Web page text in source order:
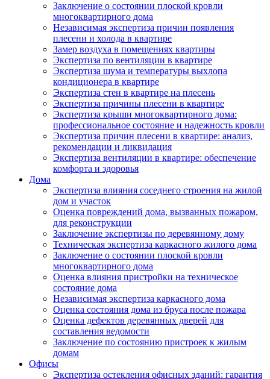
Заключение о состоянии плоской кровли
многоквартирного дома
Независимая экспертиза причин появления
плесени и холода в квартире
Замер воздуха в помещениях квартиры
Экспертиза по вентиляции в квартире
Экспертиза шума и температуры выхлопа
кондиционера в квартире
Экспертиза стен в квартире на плесень
Экспертиза причины плесени в квартире
Экспертиза крыши многоквартирного дома:
профессиональное состояние и надежность кровли
Экспертиза причин плесени в квартире: анализ,
рекомендации и ликвидация
Экспертиза вентиляции в квартире: обеспечение
комфорта и здоровья
Дома
Экспертиза влияния соседнего строения на жилой
дом и участок
Оценка повреждений дома, вызванных пожаром,
для реконструкции
Заключение экспертизы по деревянному дому
Техническая экспертиза каркасного жилого дома
Заключение о состоянии плоской кровли
многоквартирного дома
Оценка влияния пристройки на техническое
состояние дома
Независимая экспертиза каркасного дома
Оценка состояния дома из бруса после пожара
Оценка дефектов деревянных дверей для
составления ведомости
Заключение по состоянию пристроек к жилым
домам
Офисы
Экспертиза остекления офисных зданий: гарантия